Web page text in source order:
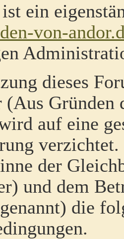
ein
von-
dieses
(Aus Gründen
auf eine
der
und dem
die